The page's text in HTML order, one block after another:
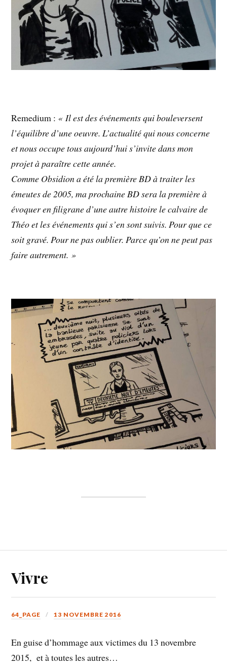
Remedium : « Il est des événements qui bouleversent
l’équilibre d’une oeuvre. L’actualité qui nous concerne
et nous occupe tous aujourd’hui s’invite dans mon
projet à paraître cette année.
Comme Obsidion a été la première BD à traiter les
émeutes de 2005, ma prochaine BD sera la première à
évoquer en filigrane d’une autre histoire le calvaire de
Théo et les événements qui s’en sont suivis. Pour que ce
soit gravé. Pour ne pas oublier. Parce qu’on ne peut pas
faire autrement. »
Vivre
64_PAGE 13 NOVEMBRE 2016
En guise d’hommage aux victimes du 13 novembre
2015, et à toutes les autres…